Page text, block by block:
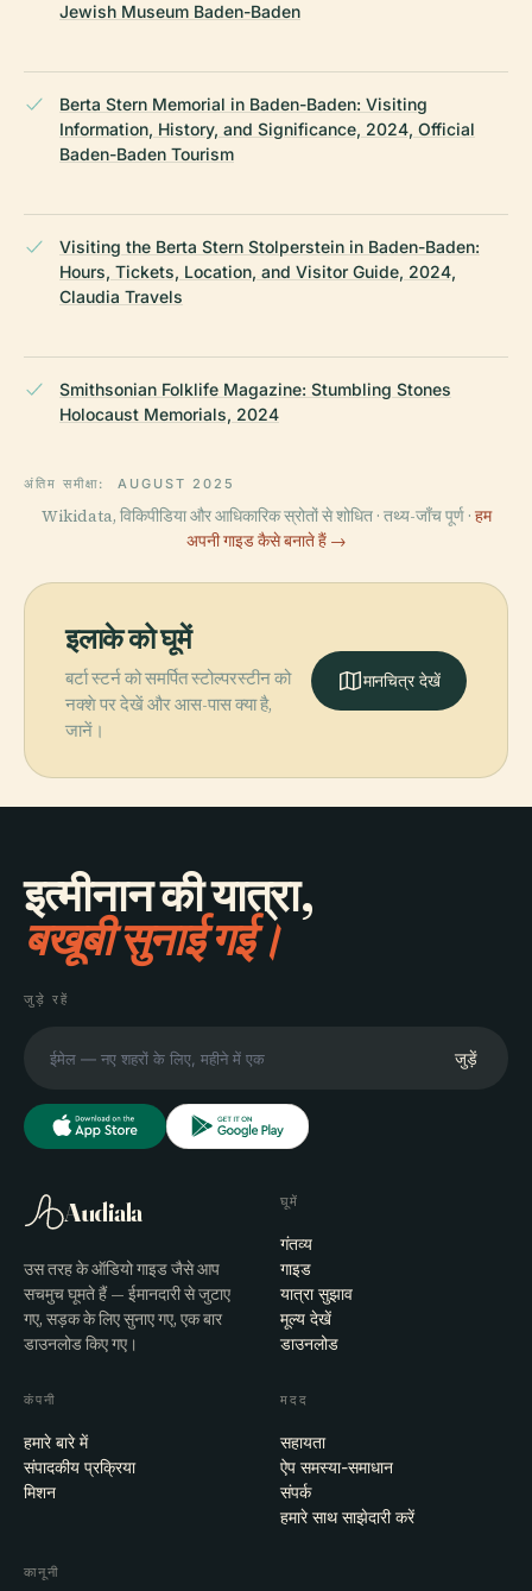
Jewish Museum Baden-Baden
Berta Stern Memorial in Baden-Baden: Visiting
Information, History, and Significance, 2024, Official
Baden-Baden Tourism
Visiting the Berta Stern Stolperstein in Baden-Baden:
Hours, Tickets, Location, and Visitor Guide, 2024,
Claudia Travels
Smithsonian Folklife Magazine: Stumbling Stones
Holocaust Memorials, 2024
अंतिम समीक्षा: AUGUST 2025
Wikidata, विकिपीडिया और आधिकारिक स्रोतों से शोधित · तथ्य-जाँच पूर्ण · हम
अपनी गाइड कैसे बनाते हैं →
इलाके को घूमें
बर्टा स्टर्न को समर्पित स्टोल्परस्टीन को
नक्शे पर देखें और आस-पास क्या है,
जानें।
मानचित्र देखें
इत्मीनान की यात्रा,
बखूबी सुनाई गई।
जुड़े रहें
जुड़ें
Audiala
उस तरह के ऑडियो गाइड जैसे आप
सचमुच घूमते हैं — ईमानदारी से जुटाए
गए, सड़क के लिए सुनाए गए, एक बार
डाउनलोड किए गए।
घूमें
गंतव्य
गाइड
यात्रा सुझाव
मूल्य देखें
डाउनलोड
कंपनी
हमारे बारे में
संपादकीय प्रक्रिया
मिशन
मदद
सहायता
ऐप समस्या-समाधान
संपर्क
हमारे साथ साझेदारी करें
कानूनी